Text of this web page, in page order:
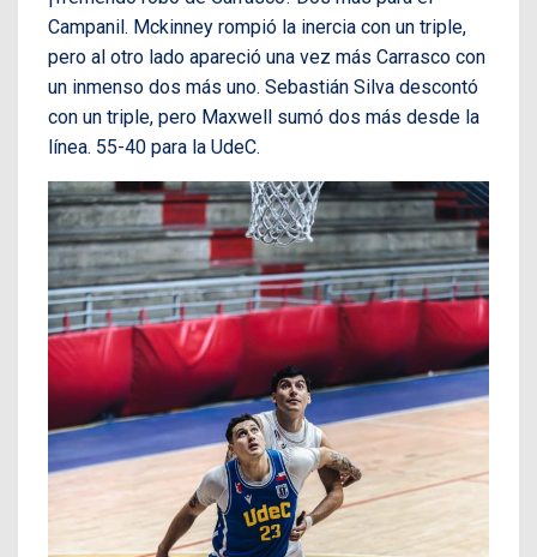
Campanil. Mckinney rompió la inercia con un triple,
pero al otro lado apareció una vez más Carrasco con
un inmenso dos más uno. Sebastián Silva descontó
con un triple, pero Maxwell sumó dos más desde la
línea. 55-40 para la UdeC.